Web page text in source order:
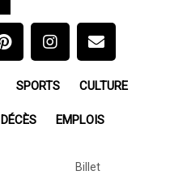
SPORTS CULTURE
DÉCÈS EMPLOIS
Billet